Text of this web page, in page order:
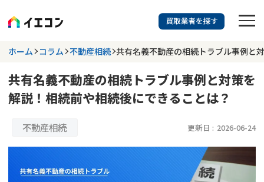
訳あり物件に強い業者を探す
都道府県を選択 相談内容を選択
更新日 :2026年07月31日
ホーム コラム 不動産相続 共有名義不動産の相続トラブル事例と
共有名義不動産の相続トラブル事例と対策を
解説！相続前や相続後にできることは？
不動産相続 更新日 : 2026-06-24